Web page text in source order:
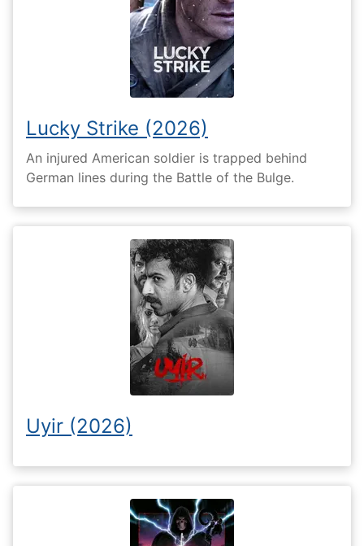
Lucky Strike (2026)
An injured American soldier is trapped behind
German lines during the Battle of the Bulge.
Uyir (2026)